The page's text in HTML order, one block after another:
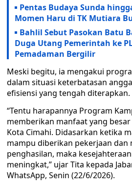
Pentas Budaya Sunda
Momen Haru di TK Mutiara
Bahlil Sebut Pasokan Batu
Duga Utang Pemerintah ke
Pemadaman Bergilir
Meski begitu, ia mengakui
dalam situasi keterbatasan
efisiensi yang tengah diterapkan.
“Tentu harapannya Program
memberikan manfaat yang
Kota Cimahi. Didasarkan ketika
mampu diberikan pekerjaan dan
penghasilan, maka
meningkat,” ujar Tita kepada
WhatsApp, Senin (22/6/2026).